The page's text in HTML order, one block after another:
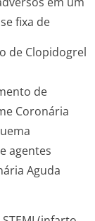
fixa de
de Clopidogrel
de
Coronária
agentes
Aguda